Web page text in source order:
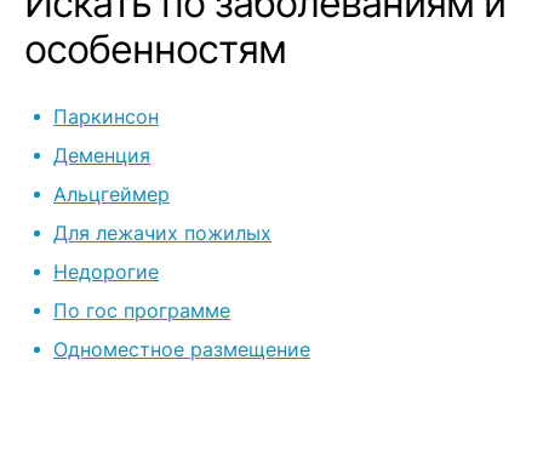
особенностям
Паркинсон
Деменция
Альцгеймер
Для лежачих пожилых
Недорогие
По гос программе
Одноместное размещение